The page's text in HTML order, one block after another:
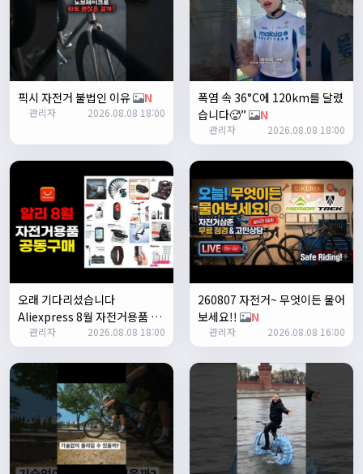
맛점하세요~
배과장12:48:20
반갑습니다 여러분 ^_^
배과장 12:48:33
명절에도 열심히 맛있는 음식먹고 로라 타셔야지요 ㅎㅎ
1/24/2025
13:35:29
안녕하세요
1/27/2025
루나워커20:37:55
좋네요. 이것저것 많이요
21:12:34
설연휴인데 날씨가..ㅠㅠ
1/28/2025
꼬유10:07:01
명절 행복하게 보내세요~ !!
1/29/2025
2chun09:38:46
명절 잘 보내세요~!
명신이12:33:45
명절 잘보내세요~
2/1/2025
픽시 자전거 불법인 이유 N
관리자 2026.08.08 18:00
폭염 속 36°C에 120km를 달렸
습니다🥵”
N
관리자 2026.08.08 18:00
오래 기다리셨습니다
Aliexpress 8월 자전거용품 공
동구매 지금 시작합니다
N
관리자 2026.08.08 18:00
260807 자전거~ 무엇이든 물어
보세요!!
N
관리자 2026.08.08 16:00